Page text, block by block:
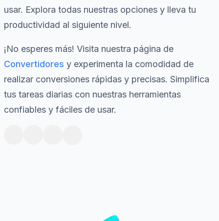
usar. Explora todas nuestras opciones y lleva tu
productividad al siguiente nivel.
¡No esperes más! Visita nuestra página de
Convertidores y experimenta la comodidad de
realizar conversiones rápidas y precisas. Simplifica
tus tareas diarias con nuestras herramientas
confiables y fáciles de usar.